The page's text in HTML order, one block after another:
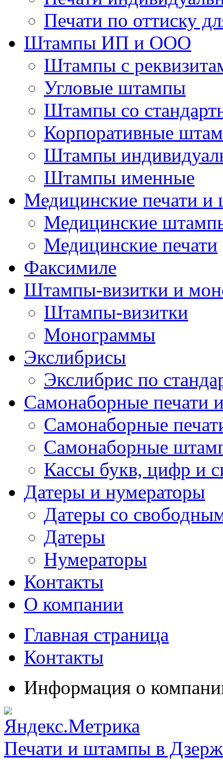
Печати по оттиску
Штампы ИП и ООО
Штампы с
Угловые штампы
Штампы со
Корпоративные
Штампы
Штампы именные
Медицинские печати
Медицинские
Медицинские печати
Факсимиле
Штампы-визитки и
Штампы-визитки
Монограммы
Экслибрисы
Экслибрис по
Самонаборные печати
Самонаборные
Самонаборные
Кассы букв, цифр и
Датеры и нумераторы
Датеры со
Датеры
Нумераторы
Контакты
О компании
Главная страница
Контакты
Информация о
Печати и штампы в